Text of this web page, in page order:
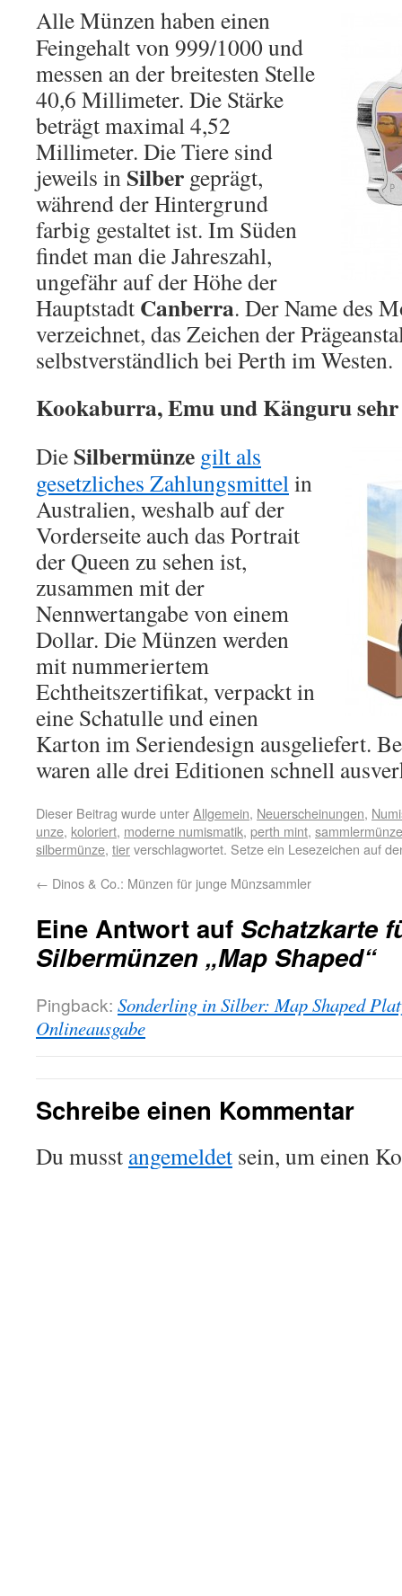
Alle Münzen haben einen
Feingehalt von 999/1000 und
messen an der breitesten Stelle
40,6 Millimeter. Die Stärke
beträgt maximal 4,52
Millimeter. Die Tiere sind
jeweils in Silber geprägt,
während der Hintergrund
farbig gestaltet ist. Im Süden
findet man die Jahreszahl,
ungefähr auf der Höhe der
Hauptstadt Canberra. Der Name des
verzeichnet, das Zeichen der
selbstverständlich bei Perth im Westen.
Kookaburra, Emu und Känguru
Die Silbermünze gilt als
gesetzliches Zahlungsmittelin
Australien, weshalb auf der
Vorderseite auch das Portrait
der Queen zu sehen ist,
zusammen mit der
Nennwertangabe von einem
Dollar. Die Münzen werden
mit nummeriertem
Echtheitszertifikat, verpackt in
eine Schatulle und einen
Karton im Seriendesign ausgeliefert.
waren alle drei Editionen schnell
Dieser Beitrag wurde unterAllgemein, Neuerscheinungen,
unze, koloriert, moderne numismatik, perth mint, sammlermünze
silbermünze, tierverschlagwortet. Setze ein Lesezeichen auf
← Dinos & Co.: Münzen für junge Münzsammler
Eine Antwort auf Schatzkarte
Silbermünzen „Map Shaped“
Pingback: Sonderling in Silber: Map Shaped
Onlineausgabe
Schreibe einen Kommentar
Du musst angemeldet sein, um einen